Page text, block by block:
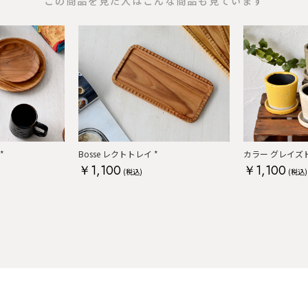
Bosse レクトトレイ *
￥1,100 (税込)
カラー グレイズ
￥1,100 (税込)